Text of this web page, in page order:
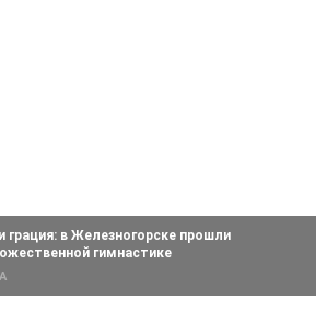
грация: в Железногорске прошли
гимнастике